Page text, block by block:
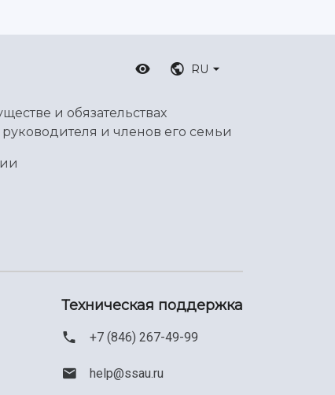
RU
и обязательствах
и членов его семьи
Техническая поддержка
+7 (846) 267-49-99
help@ssau.ru